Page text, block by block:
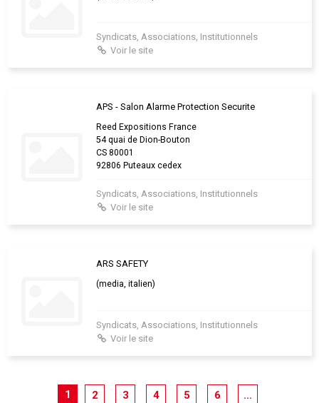
Syndicats, Associations, Institutionnels
Voir le site
APS - Salon Alarme Protection Securite
Reed Expositions France
54 quai de Dion-Bouton
CS 80001
92806 Puteaux cedex
Syndicats, Associations, Institutionnels
Voir le site
ARS SAFETY
(media, italien)
Syndicats, Associations, Institutionnels
Voir le site
1 2 3 4 5 6 …